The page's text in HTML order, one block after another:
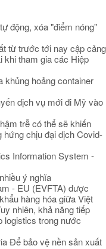
động, xóa "điểm nóng"
từ trước tới nay cập cảng
khi tham gia các Hiệp
khủng hoảng container
dịch vụ mới đi Mỹ vào
trễ có thể sẽ khiến
hứng chịu đại dịch Covid-
Information System -
ý nghĩa
- EU (EVFTA) được
hàng hóa giữa Việt
nhiên, khả năng tiếp
logistics trong nước
Để bảo vệ nền sản xuất